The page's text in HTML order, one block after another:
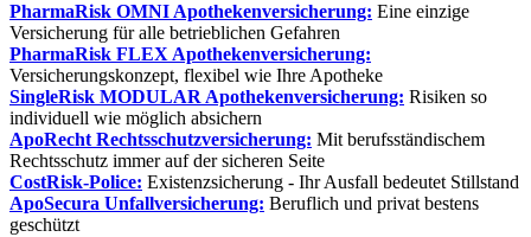
PharmaRisk OMNI Apothekenversicherung: Eine einzige
Versicherung für alle betrieblichen Gefahren
PharmaRisk FLEX Apothekenversicherung:
Versicherungskonzept, flexibel wie Ihre Apotheke
SingleRisk MODULAR Apothekenversicherung: Risiken so
individuell wie möglich absichern
ApoRecht Rechtsschutzversicherung: Mit berufsständischem
Rechtsschutz immer auf der sicheren Seite
CostRisk-Police: Existenzsicherung - Ihr Ausfall bedeutet Stillstand
ApoSecura Unfallversicherung: Beruflich und privat bestens
geschützt